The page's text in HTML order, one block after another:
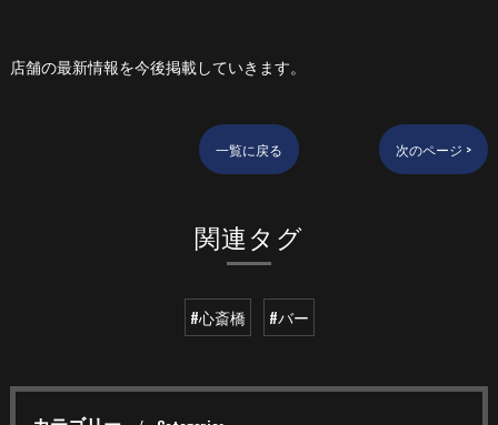
店舗の最新情報を今後掲載していきます。
一覧に戻る 次のページ >
関連タグ
#心斎橋 #バー